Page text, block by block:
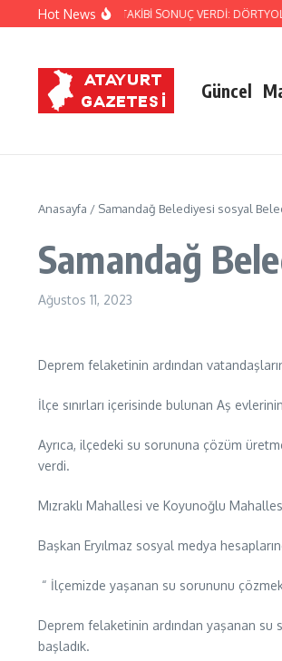
İçeriğe atlaHot News
JANDARMA’NIN TİTİZ TAKİBİ SONUÇ VERDİ:
Güncel
Anasayfa / Samandağ Belediyesi sosyal
Samandağ
Ağustos 11, 2023
Deprem felaketinin ardından
İlçe sınırları içerisinde bulunan Aş
Ayrıca, ilçedeki su sorununa çözüm
verdi.
Mızraklı Mahallesi ve Koyunoğlu
Başkan Eryılmaz sosyal medya
“ İlçemizde yaşanan su sorununu
Deprem felaketinin ardından yaşanan su
başladık.